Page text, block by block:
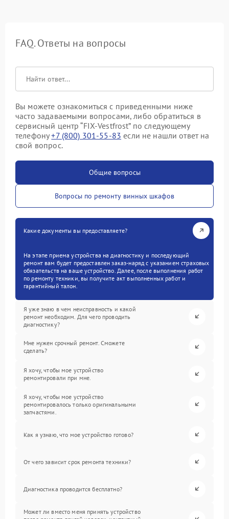
FAQ. Ответы на вопросы
Вы можете ознакомиться с приведенными ниже
часто задаваемыми вопросами, либо обратиться в
сервисный центр “FIX-Vestfrost” по следующему
телефону+7 (800) 301-55-83 если не нашли ответ на
свой вопрос.
Общие вопросы
Вопросы по ремонту винных шкафов
Какие документы вы предоставляете?
На этапе приема устройства на диагностику и последующий
ремонт вам будет предоставлен заказ-наряд с указанием страховых
обязательств на ваше устройство. Далее, после выполнения работ
по ремонту техники, вы получите акт выполненных работ и
гарантийный талон.
Я уже знаю в чем неисправность и какой
ремонт необходим. Для чего проводить
диагностику?
Мне нужен срочный ремонт. Сможете
сделать?
Я хочу, чтобы мое устройство
ремонтировали при мне.
Я хочу, чтобы мое устройство
ремонтировалось только оригинальными
запчастями.
Как я узнаю, что мое устройство готово?
От чего зависит срок ремонта техники?
Диагностика проводится бесплатно?
Может ли вместо меня принять устройство